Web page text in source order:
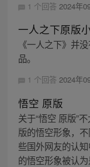
1 个回答 2024年
一人之下原版
《一人之下》并
品。
1 个回答 2024年
悟空 原版
关于“悟空 原版”
版的悟空形象，
些国外网友的认
的悟空形象被认为